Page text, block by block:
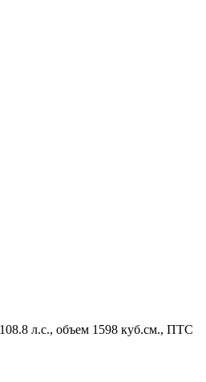
л.с., объем 1598 куб.см., ПТС